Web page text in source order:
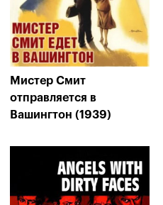
Мистер Смит
отправляется в
Вашингтон (1939)